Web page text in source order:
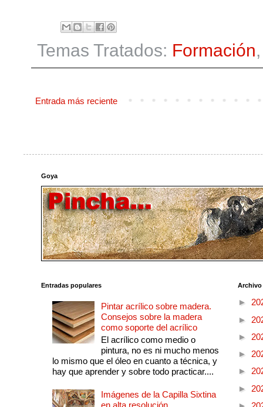
Temas Tratados: Formación
Entrada más reciente
Goya
Entradas populares
Pintar acrílico sobre madera.
Consejos sobre la madera
como soporte del acrílico
El acrílico como medio o
pintura, no es ni mucho menos
lo mismo que el óleo en cuanto a técnica, y
hay que aprender y sobre todo practicar....
Imágenes de la Capilla Sixtina
►
►
►
►
►
►